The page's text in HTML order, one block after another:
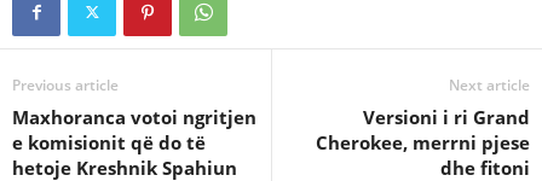
Previous article
Maxhoranca votoi ngritjen
e komisionit që do të
hetoje Kreshnik Spahiun
Next article
Versioni i ri Grand
Cherokee, merrni pjese
dhe fitoni